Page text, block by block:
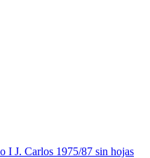
I J. Carlos 1975/87 sin hojas